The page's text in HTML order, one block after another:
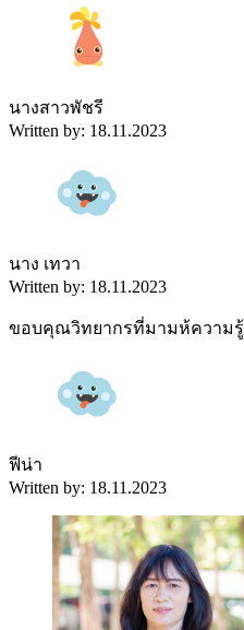
นางสาวพัชรี
Written by: 18.11.2023
นาง เทวา
Written by: 18.11.2023
ขอบคุณวิทยากรที่มามห้ความรู้
ฟีน่า
Written by: 18.11.2023